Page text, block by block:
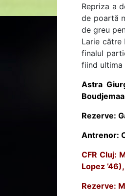
Repriza a
de poartă
de greu
Larie către
finalul
fiind ultima
Astra
Rezerve:
Antrenor:
CFR Cluj:
Lopez
Rezerve: